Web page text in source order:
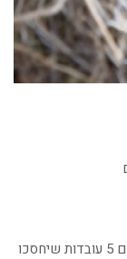
ערן קיוותי מהדברה בטוחה נותן לכם 5 עובדות שיחסכו